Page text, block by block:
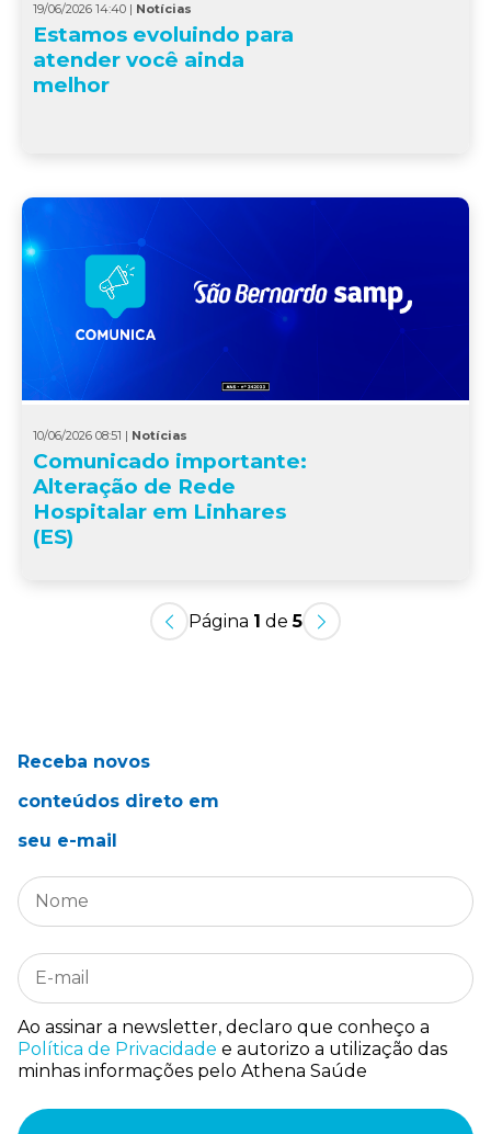
19/06/2026 14:40 | Notícias
Estamos evoluindo para
atender você ainda
melhor
10/06/2026 08:51 | Notícias
Comunicado importante:
Alteração de Rede
Hospitalar em Linhares
(ES)
Página 1 de5
Receba novos
conteúdos direto em
seu e-mail
Ao assinar a newsletter, declaro que conheço a
Política de Privacidade e autorizo a utilização das
minhas informações pelo Athena Saúde